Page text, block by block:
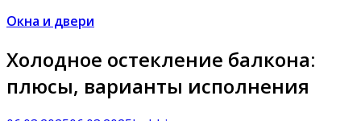
Окна и двери
Холодное остекление балкона:
плюсы, варианты исполнения